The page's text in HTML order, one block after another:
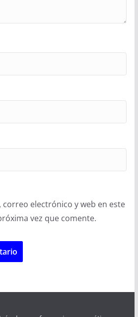
electrónico y web en este
vez que comente.